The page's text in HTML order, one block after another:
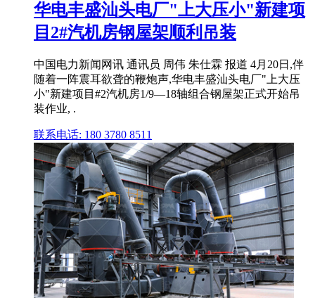
华电丰盛汕头电厂"上大压小"新建项
目2#汽机房钢屋架顺利吊装
中国电力新闻网讯 通讯员 周伟 朱仕霖 报道 4月20日,伴
随着一阵震耳欲聋的鞭炮声,华电丰盛汕头电厂"上大压
小"新建项目#2汽机房1/9—18轴组合钢屋架正式开始吊
装作业, .
联系电话: 180 3780 8511